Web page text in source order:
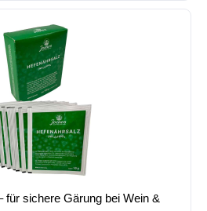
für sichere Gärung bei Wein &